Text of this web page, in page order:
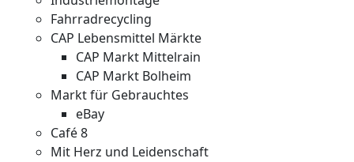
Fahrradrecycling
CAP Lebensmittel Märkte
CAP Markt Mittelrain
CAP Markt Bolheim
Markt für Gebrauchtes
eBay
Café 8
Mit Herz und Leidenschaft